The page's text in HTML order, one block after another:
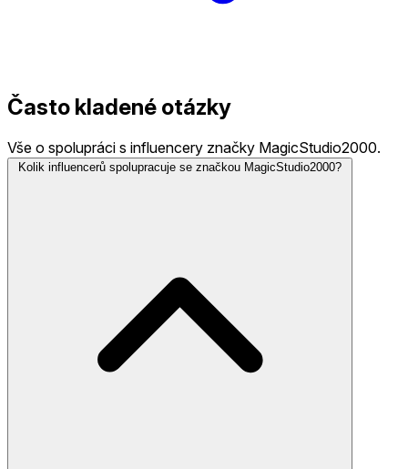
Často kladené otázky
Vše o spolupráci s influencery značky MagicStudio2000.
Kolik influencerů spolupracuje se značkou MagicStudio2000?